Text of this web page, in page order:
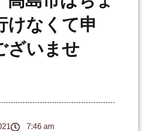
けなくて申
ざいませ
7:46 am